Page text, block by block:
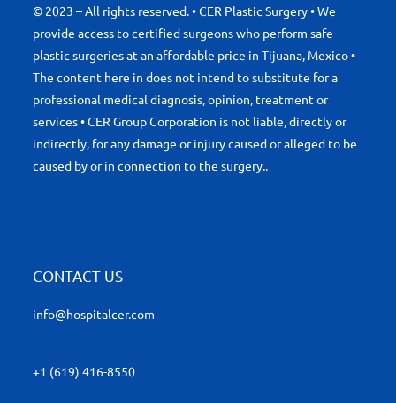
© 2023 – All rights reserved. • CER Plastic Surgery • We
provide access to certified surgeons who perform safe
plastic surgeries at an affordable price in Tijuana, Mexico •
The content here in does not intend to substitute for a
professional medical diagnosis, opinion, treatment or
services • CER Group Corporation is not liable, directly or
indirectly, for any damage or injury caused or alleged to be
caused by or in connection to the surgery..
CONTACT US
info@hospitalcer.com
+1 (619) 416-8550